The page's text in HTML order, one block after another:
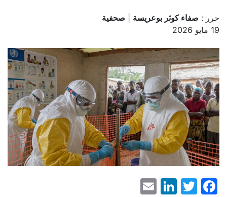
حرر : صفاء كوثر بوعريسة
صحفية
19 مايو 2026
Facebook
Twitter
LinkedIn